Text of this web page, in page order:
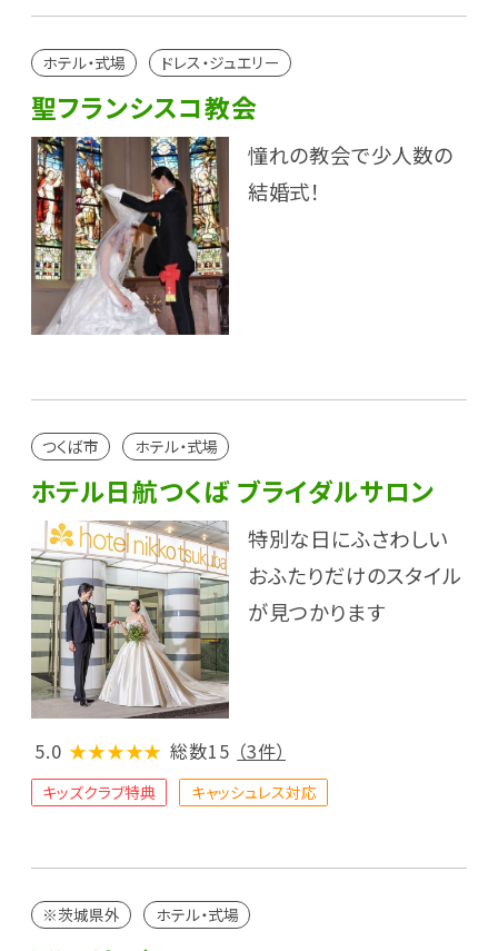
ホテル・式場 ドレス・ジュエリー
聖フランシスコ教会
憧れの教会で少人数の
結婚式！
つくば市 ホテル・式場
ホテル日航つくば ブライダルサロン
特別な日にふさわしい
おふたりだけのスタイル
が見つかります
5.0 ★★★★★ 総数15 （3件）
キッズクラブ特典 キャッシュレス対応
※茨城県外 ホテル・式場